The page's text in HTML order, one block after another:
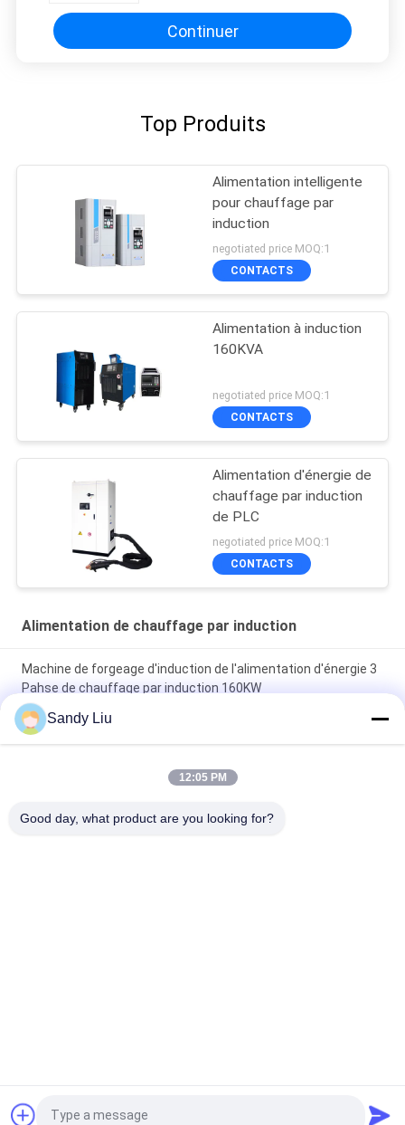
Continuer
Top Produits
Alimentation intelligente
pour chauffage par
induction
negotiated price MOQ:1
CONTACTS
Alimentation à induction
160KVA
negotiated price MOQ:1
CONTACTS
Alimentation d'énergie de
chauffage par induction
de PLC
negotiated price MOQ:1
CONTACTS
Alimentation de chauffage par induction
Machine de forgeage d'induction de l'alimentation d'énergie 3
Pahse de chauffage par induction 160KW
3 bobines d'alimentation d'énergie d'induction de la phase
400V surchauffent la protection
Alimentation d'énergie de chauffage par induction de
surcharge
Alimentation De
Sandy Liu
12:05 PM
Good day, what product are you looking for?